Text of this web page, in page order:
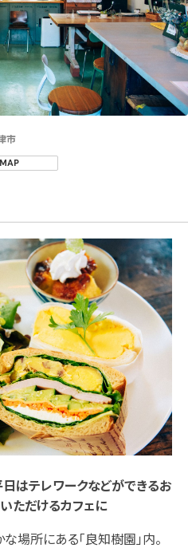
市
MAP
はテレワークなどができるお
ただけるカフェに
場所にある「良知樹園」内。